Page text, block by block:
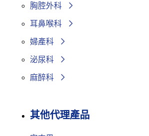
胸腔外科
耳鼻喉科
婦產科
泌尿科
麻醉科
其他代理產品